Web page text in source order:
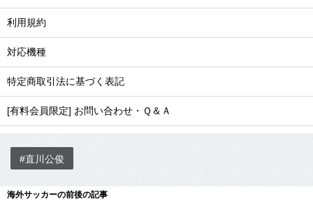
利用規約
対応機種
特定商取引法に基づく表記
[有料会員限定] お問い合わせ・Ｑ＆Ａ
#直川公俊
海外サッカーの前後の記事